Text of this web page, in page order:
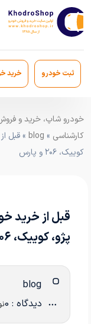
ثبت خودرو خرید
کارشناسی »
blog » قبل
کوییک، ۲۰۶ و پارس
قبل از خرید
پژو، کوییک، ۲۰۶ و پارس
دیدگاه : 0